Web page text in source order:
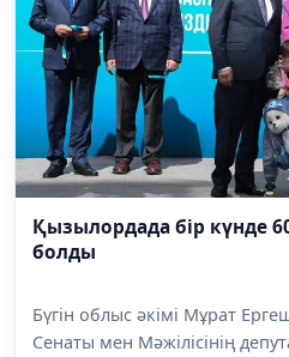
Қызылордада бір күнде
болды
Бүгін облыс әкімі Мұрат
Сенаты мен Мәжілісінің